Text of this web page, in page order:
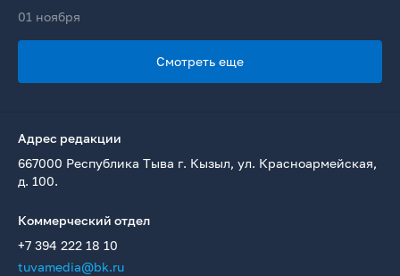
01 ноября
Смотреть еще
Адрес редакции
667000 Республика Тыва г. Кызыл, ул. Красноармейская,
д. 100.
Коммерческий отдел
+7 394 222 18 10
tuvamedia@bk.ru